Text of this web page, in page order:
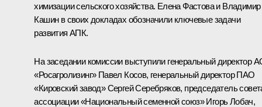
химизации сельского хозяйства. Елена Фастова и Владимир
Кашин в своих докладах обозначили ключевые задачи
развития АПК.
На заседании комиссии выступили генеральный директор
«Росагролизинг» Павел Косов, генеральный директор ПАО
«Кировский завод» Сергей Серебряков, председатель
ассоциации «Национальный семенной союз» Игорь Лобач,